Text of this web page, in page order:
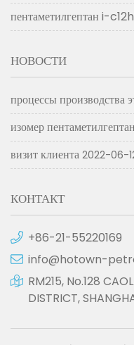
пентаметилгептан i-
НОВОСТИ
процессы
изомер
визит клиента 2022-06-
КОНТАКТ
+86-21-55220169
info@hotown-
RM215, No.128
DISTRICT,